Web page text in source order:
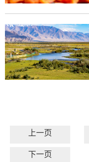
上一页
下一页